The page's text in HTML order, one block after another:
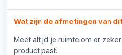
Wat zijn de afmetingen van
Meet altijd je ruimte om er
product past.